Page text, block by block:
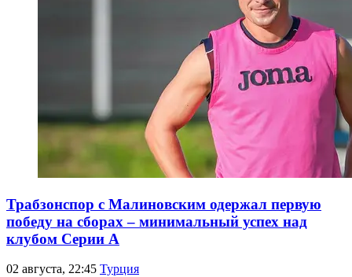
Трабзонспор с Малиновским одержал первую
победу на сборах – минимальный успех над
клубом Серии А
02 августа, 22:45 Турция